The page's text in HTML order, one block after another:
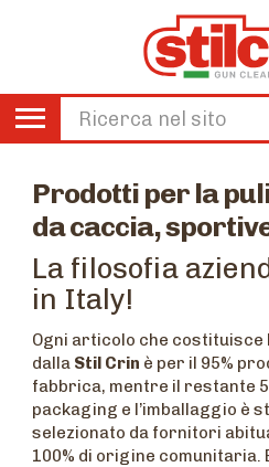
Prodotti per la
da caccia,
La filosofia
in Italy!
Ogni articolo che
dalla Stil Crin è per il 95%
fabbrica, mentre il restante
packaging e l’imballaggio è
selezionato da fornitori
100% di origine comunitaria.